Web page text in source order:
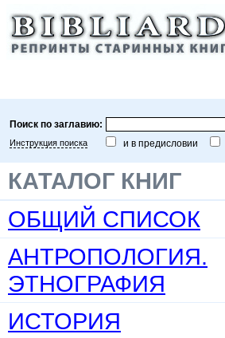
Поиск по заглавию:
Инструкция поиска и в предисловии
КАТАЛОГ КНИГ
ОБЩИЙ СПИСОК
АНТРОПОЛОГИЯ.
ЭТНОГРАФИЯ
ИСТОРИЯ